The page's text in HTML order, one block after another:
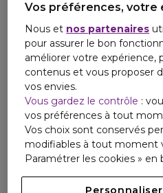
Vos préférences, votre
Nous et nos partenaires
pour assurer le bon
améliorer votre expérience,
contenus et vous proposer
vos envies.
Vous gardez le contrôle :
vos préférences à tout
Vos choix sont conservés
modifiables à tout moment
Paramétrer les cookies » en